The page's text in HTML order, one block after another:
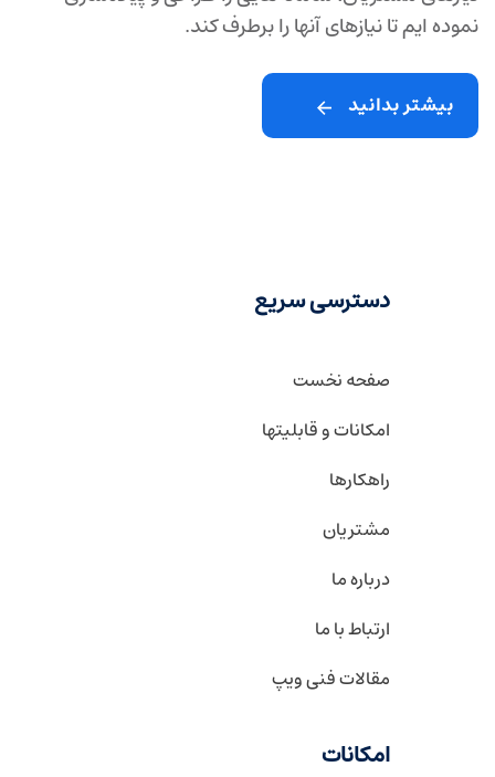
نموده ایم تا نیازهای آنها را برطرف ‌کند.
بیشتر بدانید
دسترسی سریع
صفحه نخست
امکانات و قابلیتها
راهکارها
مشتریان
درباره ما
ارتباط با ما
مقالات فنی ویپ
امکانات